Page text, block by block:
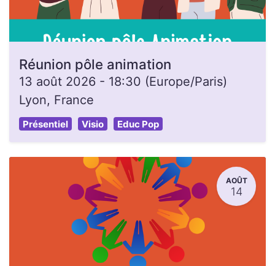
Réunion pôle animation
13 août 2026 - 18:30 (Europe/Paris)
Lyon, France
Présentiel Visio Educ Pop
AOÛT
14